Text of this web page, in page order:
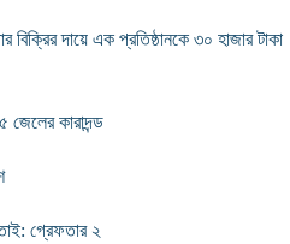
বিক্রির দায়ে এক প্রতিষ্ঠানকে ৩০ হাজার টাকা
কারাদন্ড
গ্রেফতার ২